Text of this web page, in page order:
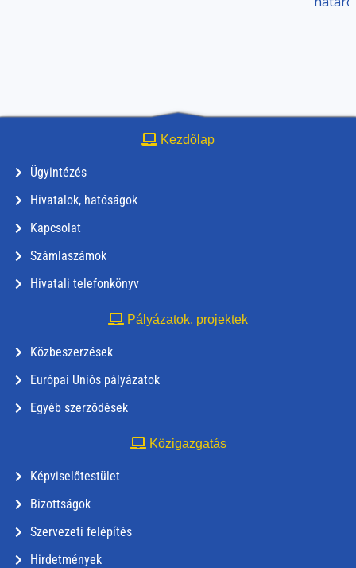
Kezdőlap
Ügyintézés
Hivatalok, hatóságok
Kapcsolat
Számlaszámok
Hivatali telefonkönyv
Pályázatok, projektek
Közbeszerzések
Európai Uniós pályázatok
Egyéb szerződések
Közigazgatás
Képviselőtestület
Bizottságok
Szervezeti felépítés
Hirdetmények